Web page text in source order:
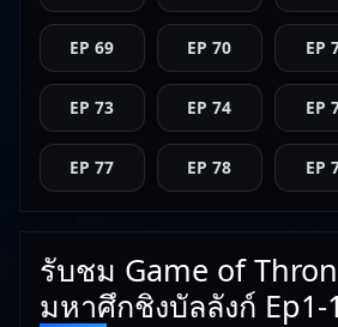
EP 69 EP 70 EP
EP 73 EP 74 EP
EP 77 EP 78 EP
รับชม Game of
มหาศึกชิงบัลลังก์ Ep1-